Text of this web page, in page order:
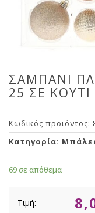
ΣΑΜΠΑΝΙ
25 ΣΕ
Κωδικός προϊόντος:
Κατηγορία:
69 σε απόθεμα